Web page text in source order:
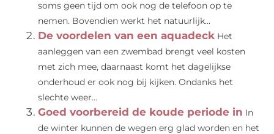
soms geen tijd om ook nog de telefoon op te
nemen. Bovendien werkt het natuurlijk...
De voordelen van een aquadeck Het
aanleggen van een zwembad brengt veel kosten
met zich mee, daarnaast komt het dagelijkse
onderhoud er ook nog bij kijken. Ondanks het
slechte weer...
Goed voorbereid de koude periode in In
de winter kunnen de wegen erg glad worden en het